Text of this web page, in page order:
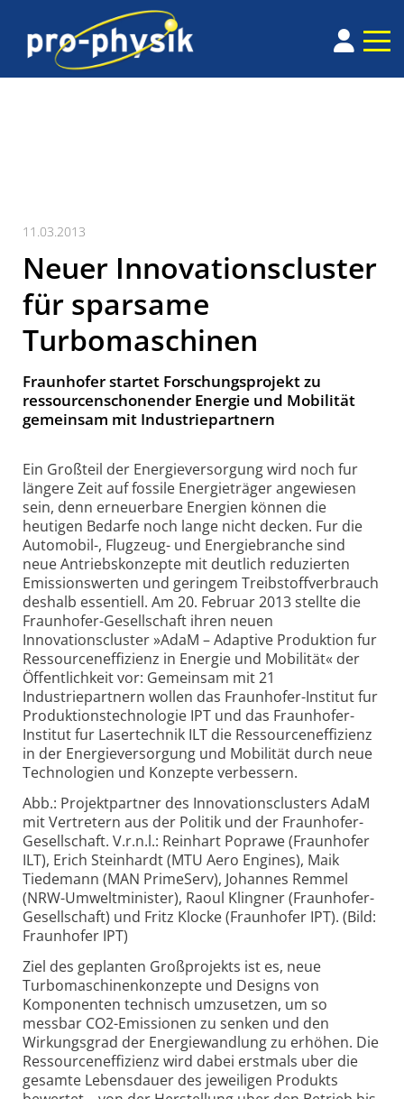
11.03.2013
Neuer Innovationscluster
für sparsame
Turbomaschinen
Fraunhofer startet Forschungsprojekt zu
ressourcenschonender Energie und Mobilität
gemeinsam mit Industriepartnern
Ein Großteil der Energieversorgung wird noch fur
längere Zeit auf fossile Energieträger angewiesen
sein, denn erneuerbare Energien können die
heutigen Bedarfe noch lange nicht decken. Fur die
Automobil-, Flugzeug- und Energiebranche sind
neue Antriebskonzepte mit deutlich reduzierten
Emissionswerten und geringem Treibstoffverbrauch
deshalb essentiell. Am 20. Februar 2013 stellte die
Fraunhofer-Gesellschaft ihren neuen
Innovationscluster »AdaM – Adaptive Produktion fur
Ressourceneffizienz in Energie und Mobilität« der
Öffentlichkeit vor: Gemeinsam mit 21
Industriepartnern wollen das Fraunhofer-Institut fur
Produktionstechnologie IPT und das Fraunhofer-
Institut fur Lasertechnik ILT die Ressourceneffizienz
in der Energieversorgung und Mobilität durch neue
Technologien und Konzepte verbessern.
Abb.: Projektpartner des Innovationsclusters AdaM
mit Vertretern aus der Politik und der Fraunhofer-
Gesellschaft. V.r.n.l.: Reinhart Poprawe (Fraunhofer
ILT), Erich Steinhardt (MTU Aero Engines), Maik
Tiedemann (MAN PrimeServ), Johannes Remmel
(NRW-Umweltminister), Raoul Klingner (Fraunhofer-
Gesellschaft) und Fritz Klocke (Fraunhofer IPT). (Bild:
Fraunhofer IPT)
Ziel des geplanten Großprojekts ist es, neue
Turbomaschinenkonzepte und Designs von
Komponenten technisch umzusetzen, um so
messbar CO2-Emissionen zu senken und den
Wirkungsgrad der Energiewandlung zu erhöhen. Die
Ressourceneffizienz wird dabei erstmals uber die
gesamte Lebensdauer des jeweiligen Produkts